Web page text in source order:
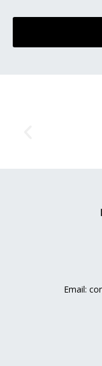
Email: